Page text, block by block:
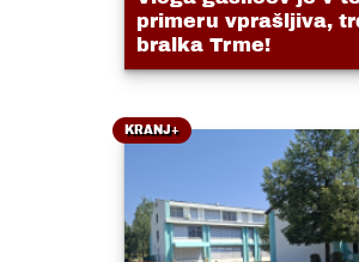
primeru vprašljiva,
bralka Trme!
KRANJ+